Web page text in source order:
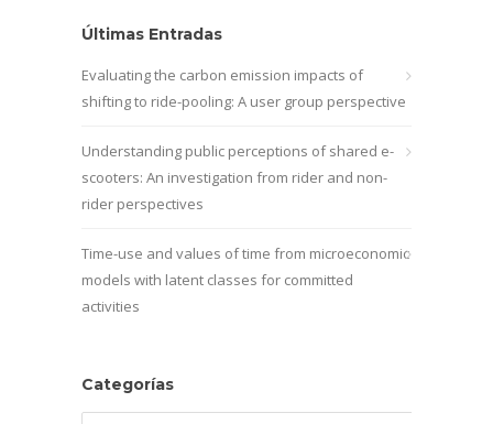
Últimas Entradas
Evaluating the carbon emission impacts of
shifting to ride-pooling: A user group perspective
Understanding public perceptions of shared e-
scooters: An investigation from rider and non-
rider perspectives
Time-use and values of time from microeconomic
models with latent classes for committed
activities
Categorías